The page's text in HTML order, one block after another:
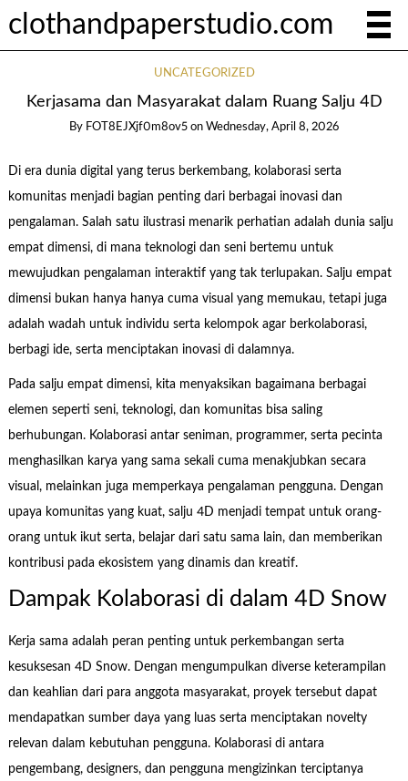
clothandpaperstudio.com
UNCATEGORIZED
Kerjasama dan Masyarakat dalam Ruang Salju 4D
By FOT8EJXjf0m8ov5 on Wednesday, April 8, 2026
Di era dunia digital yang terus berkembang, kolaborasi serta
komunitas menjadi bagian penting dari berbagai inovasi dan
pengalaman. Salah satu ilustrasi menarik perhatian adalah dunia salju
empat dimensi, di mana teknologi dan seni bertemu untuk
mewujudkan pengalaman interaktif yang tak terlupakan. Salju empat
dimensi bukan hanya hanya cuma visual yang memukau, tetapi juga
adalah wadah untuk individu serta kelompok agar berkolaborasi,
berbagi ide, serta menciptakan inovasi di dalamnya.
Pada salju empat dimensi, kita menyaksikan bagaimana berbagai
elemen seperti seni, teknologi, dan komunitas bisa saling
berhubungan. Kolaborasi antar seniman, programmer, serta pecinta
menghasilkan karya yang sama sekali cuma menakjubkan secara
visual, melainkan juga memperkaya pengalaman pengguna. Dengan
upaya komunitas yang kuat, salju 4D menjadi tempat untuk orang-
orang untuk ikut serta, belajar dari satu sama lain, dan memberikan
kontribusi pada ekosistem yang dinamis dan kreatif.
Dampak Kolaborasi di dalam 4D Snow
Kerja sama adalah peran penting untuk perkembangan serta
kesuksesan 4D Snow. Dengan mengumpulkan diverse keterampilan
dan keahlian dari para anggota masyarakat, proyek tersebut dapat
mendapatkan sumber daya yang luas serta menciptakan novelty
relevan dalam kebutuhan pengguna. Kolaborasi di antara
pengembang, designers, dan pengguna mengizinkan terciptanya